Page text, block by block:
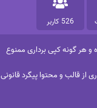
526 کاربر
و هر گونه کپی برداری ممنوع
از قالب و محتوا پیگرد قانونی